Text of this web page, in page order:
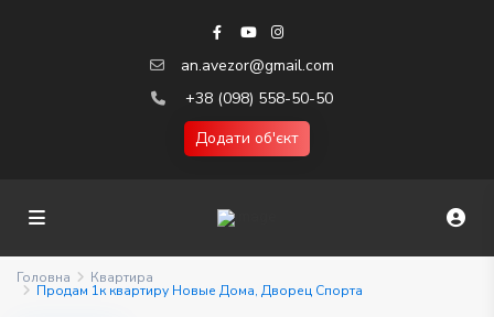
an.avezor@gmail.com
+38 (098) 558-50-50
Додати об'єкт
Головна Квартира
Продам 1к квартиру Новые Дома, Дворец Спорта